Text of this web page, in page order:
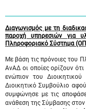
Διαγωνισμός με τη
παροχή υπηρεσιών για
Πληροφοριακό Σύστημα
Με βάση τις πρόνοιες του
ΑνΑΔ οι οποίες ορίζουν
ενώπιον του
Διοικητικό Συμβούλιο
συμφώνησε με τις
ανάθεση της Σύμβασης